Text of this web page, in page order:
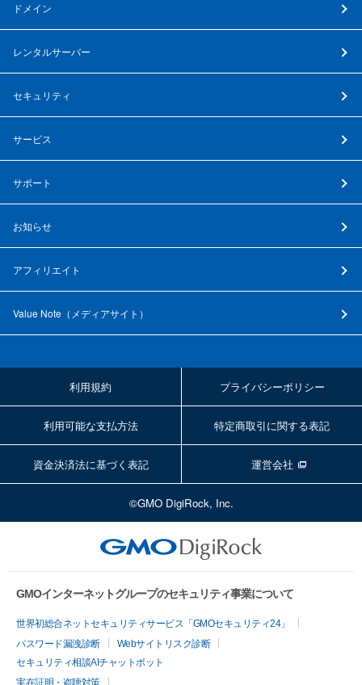
ドメイン
レンタルサーバー
セキュリティ
サービス
サポート
お知らせ
アフィリエイト
Value Note（ メディアサイト ）
利用規約 プライバシーポリシー
利用可能な支払方法 特定商取引に関する表記
資金決済法に基づく表記 運営会社
©GMO DigiRock, Inc.
GMOインターネットグループのセキュリティ事業について
世界初総合ネットセキュリティサービス「GMOセキュリティ24」
パスワード漏洩診断
Webサイトリスク診断
セキュリティ相談AIチャットボット
実在証明・盗聴対策